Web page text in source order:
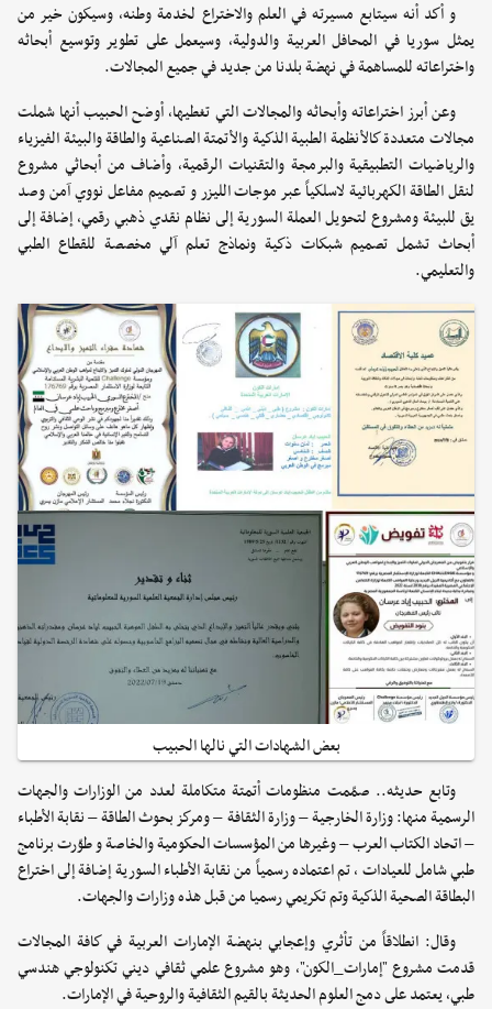
و أكد أنه سيتابع مسيرته في العلم والاختراع لخدمة وطنه، وسيكون خير من
يمثل سوريا في المحافل العربية والدولية، وسيعمل على تطوير وتوسيع أبحاثه
واختراعاته للمساهمة في نهضة بلدنا من جديد في جميع المجالات.
وعن أبرز اختراعاته وأبحاثه والمجالات التي تغطيها، أوضح الحبيب أنها شملت
مجالات متعددة كالأنظمة الطبية الذكية والأتمتة الصناعية والطاقة والبيئة الفيزياء
والرياضيات التطبيقية والبرمجة والتقنيات الرقمية، وأضاف من أبحاثي مشروع
لنقل الطاقة الكهربائية لاسلكياً عبر موجات الليزر و تصميم مفاعل نووي آمن وصد
يق للبيئة ومشروع لتحويل العملة السورية إلى نظام نقدي ذهبي رقمي، إضافة إلى
أبحاث تشمل تصميم شبكات ذكية ونماذج تعلم آلي مخصصة للقطاع الطبي
والتعليمي.
بعض الشهادات التي نالها الحبيب
وتابع حديثه.. صمّمت منظومات أتمتة متكاملة لعدد من الوزارات والجهات
الرسمية منها: وزارة الخارجية – وزارة الثقافة – ومركز بحوث الطاقة – نقابة الأطباء
– اتحاد الكتاب العرب – وغيرها من المؤسسات الحكومية والخاصة و طوّرت برنامج
طبي شامل للعيادات ، تم اعتماده رسمياً من نقابة الأطباء السورية إضافة إلى اختراع
البطاقة الصحية الذكية وتم تكريمي رسميا من قبل هذه وزارات والجهات.
وقال: انطلاقاً من تأثري وإعجابي بنهضة الإمارات العربية في كافة المجالات
قدمت مشروع "إمارات_الكون"، وهو مشروع علمي ثقافي ديني تكنولوجي هندسي
طبي، يعتمد على دمج العلوم الحديثة بالقيم الثقافية والروحية في الإمارات.